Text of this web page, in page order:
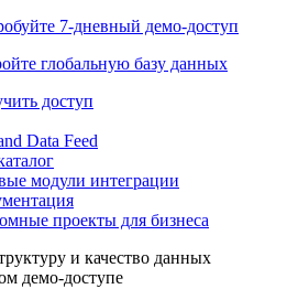
7-дневный демо-доступ
глобальную базу данных
доступ
Data Feed
модули интеграции
проекты для бизнеса
и качество данных
демо-доступе